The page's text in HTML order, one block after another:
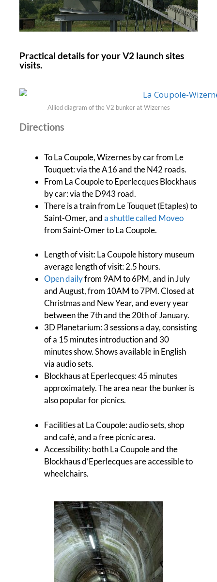
Practical details for your V2 launch sites
visits.
Allied diagram of the V2 bunker at Wizernes
Directions
To La Coupole, Wizernes by car from Le
Touquet: via the A16 and the N42 roads.
From La Coupole to Eperlecques Blockhaus
by car: via the D943 road.
There is a train from Le Touquet (Etaples) to
Saint-Omer, anda shuttle called Moveo
from Saint-Omer to La Coupole.
Length of visit: La Coupole history museum
average length of visit: 2.5 hours.
Open dailyfrom 9AM to 6PM, and in July
and August, from 10AM to 7PM. Closed at
Christmas and New Year, and every year
between the 7th and the 20th of January.
3D Planetarium: 3 sessions a day, consisting
of a 15 minutes introduction and 30
minutes show. Shows available in English
via audio sets.
Blockhaus at Eperlecques: 45 minutes
approximately. The area near the bunker is
also popular for picnics.
Facilities at La Coupole: audio sets, shop
and café, and a free picnic area.
Accessibility: both La Coupole and the
Blockhaus d’Eperlecques are accessible to
wheelchairs.